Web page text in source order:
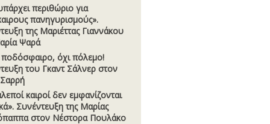
περιθώριο για
πανηγυρισµούς».
της Μαριέττας Γιαννάκου
Ψαρά
ποδόσφαιρο, όχι πόλεµο!
του Γκαντ Σάλνερ στον
καιροί δεν εµφανίζονται
Συνέντευξη της Μαρίας
στον Νέστορα Πουλάκο